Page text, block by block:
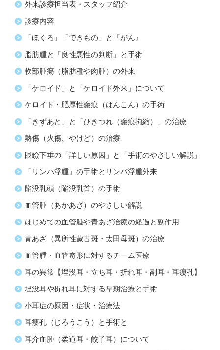
外来診療担当表・スタッフ紹介
診療内容
「ほくろ」「できもの」と『がん』
脂肪腫と「良性悪性の判断」と手術
軟部腫瘍（脂肪種や肉腫）の外来
「ケロイド」と「ケロイド外来」について
ケロイド・肥厚性瘢痕（はんこん）の手術
「きずあと」と「ひきつれ（瘢痕拘縮）」の治療
熱傷（火傷、やけど）の治療
眼瞼下垂の「詳しい原因」と「手術のやさしい解説」
「リンパ浮腫」の手術とリンパ浮腫外来
陥没乳頭（陥没乳首）の手術
血管腫（あかあざ）のやさしい解説
はじめての血管腫や青あざ治療の経過と副作用
青あざ（異所性蒙古斑・太田母斑）の治療
血管腫・血管奇形に対するチーム医療
耳の異常【埋没耳・立ち耳・折れ耳・副耳・耳瘻孔】
埋没耳や折れ耳に対する早期治療と手術
小耳症の原因・症状・治療法
耳瘻孔（じろうこう）と手術と
耳介血腫（柔道耳・餃子耳）について